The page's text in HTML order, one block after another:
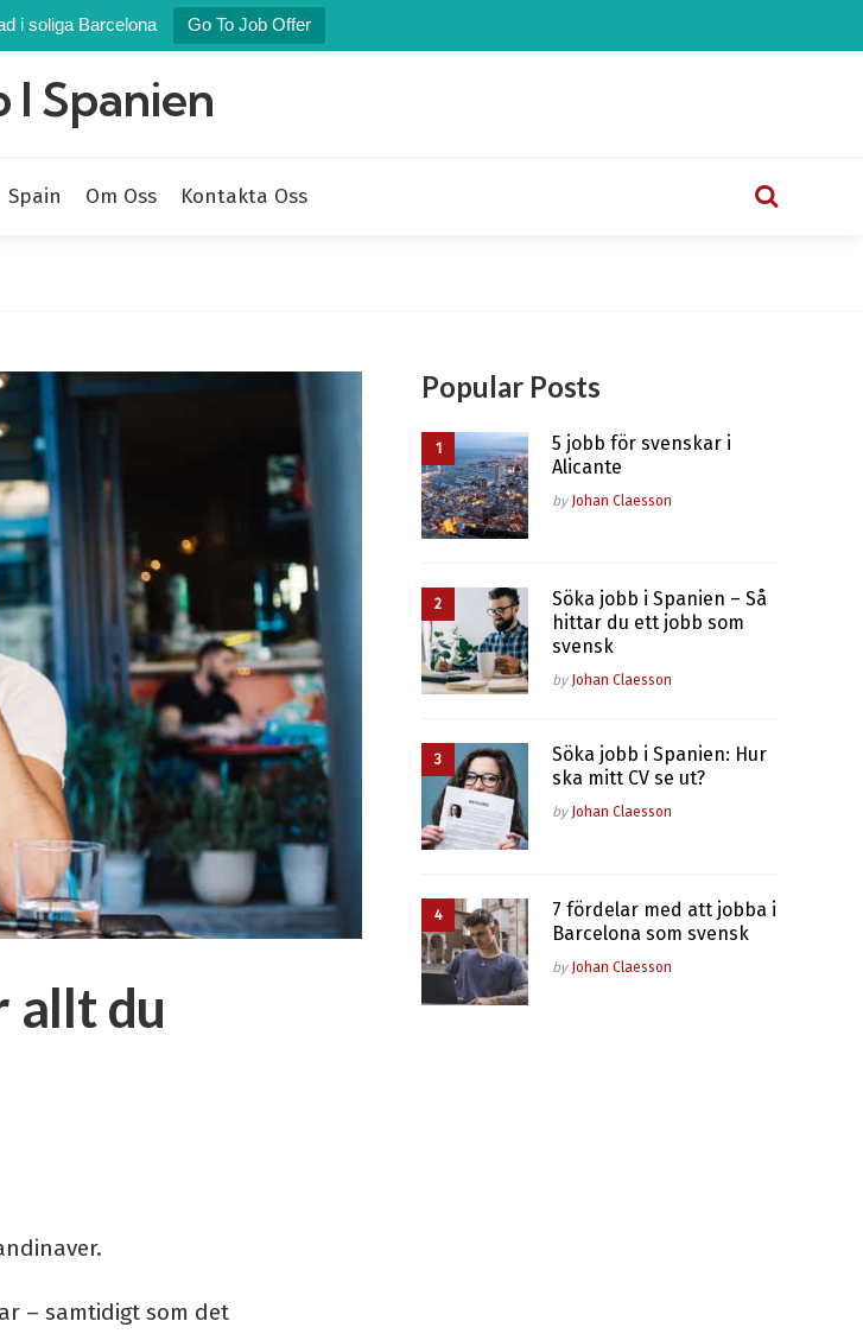
i soliga Barcelona Go To Job Offer
I Spanien
Spain Om Oss Kontakta Oss
allt du
– samtidigt som det
Popular Posts
5 jobb för svenskar i
Alicante
Posted
by Johan Claesson
Söka jobb i Spanien – Så
hittar du ett jobb som
svensk
Posted
by Johan Claesson
Söka jobb i Spanien: Hur
ska mitt CV se ut?
Posted
by Johan Claesson
7 fördelar med att jobba i
Barcelona som svensk
Posted
by Johan Claesson